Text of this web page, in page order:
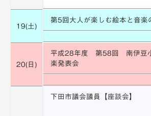
19(土)
第5回大人が楽しむ絵本と音楽
20(日)
平成28年度 第58回 南伊豆
楽発表会
下田市議会議員【座談会】